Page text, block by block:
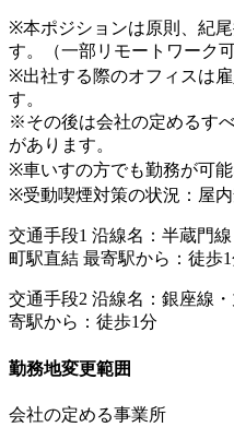
※本ポジションは原則、紀
す。（一部リモートワーク可
※出社する際のオフィスは
す。
※その後は会社の定めるす
があります。
※車いすの方でも勤務が可能
※受動喫煙対策の状況：屋
交通手段1 沿線名：半蔵門
町駅直結 最寄駅から：徒歩
交通手段2 沿線名：銀座線
寄駅から：徒歩1分
勤務地変更範囲
会社の定める事業所